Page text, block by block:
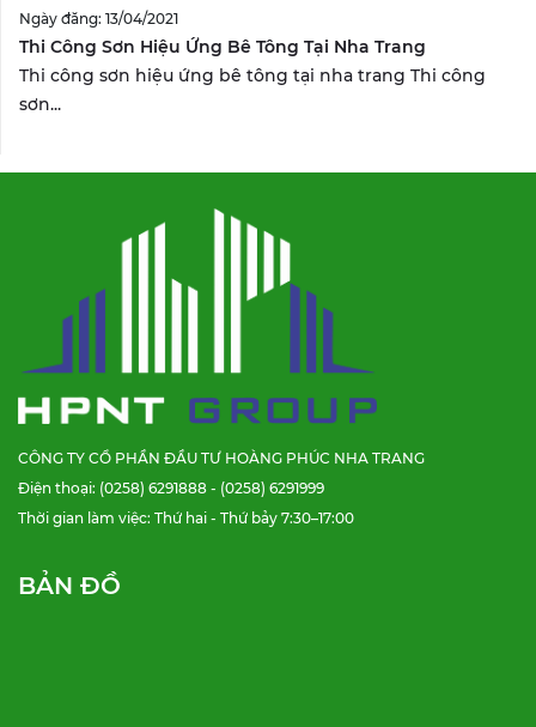
Ngày đăng: 13/04/2021
Thi Công Sơn Hiệu Ứng Bê Tông Tại Nha Trang
Thi công sơn hiệu ứng bê tông tại nha trang Thi công
sơn...
CÔNG TY CỔ PHẦN ĐẦU TƯ HOÀNG PHÚC NHA TRANG
Điện thoại: (0258) 6291888 - (0258) 6291999
Thời gian làm việc: Thứ hai - Thứ bảy 7:30–17:00
BẢN ĐỒ